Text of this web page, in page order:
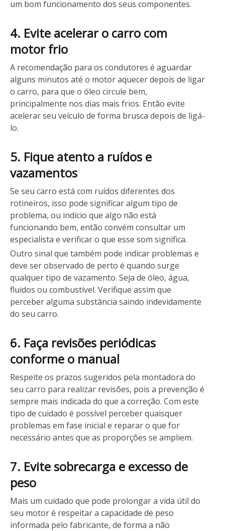
um bom funcionamento dos seus componentes.
4. Evite acelerar o carro com
motor frio
A recomendação para os condutores é aguardar
alguns minutos até o motor aquecer depois de ligar
o carro, para que o óleo circule bem,
principalmente nos dias mais frios. Então evite
acelerar seu veículo de forma brusca depois de ligá-
lo.
5. Fique atento a ruídos e
vazamentos
Se seu carro está com ruídos diferentes dos
rotineiros, isso pode significar algum tipo de
problema, ou indício que algo não está
funcionando bem, então convém consultar um
especialista e verificar o que esse som significa.
Outro sinal que também pode indicar problemas e
deve ser observado de perto é quando surge
qualquer tipo de vazamento. Seja de óleo, água,
fluidos ou combustível. Verifique assim que
perceber alguma substância saindo indevidamente
do seu carro.
6. Faça revisões periódicas
conforme o manual
Respeite os prazos sugeridos pela montadora do
seu carro para realizar revisões, pois a prevenção é
sempre mais indicada do que a correção. Com este
tipo de cuidado é possível perceber quaisquer
problemas em fase inicial e reparar o que for
necessário antes que as proporções se ampliem.
7. Evite sobrecarga e excesso de
peso
Mais um cuidado que pode prolongar a vida útil do
seu motor é respeitar a capacidade de peso
informada pelo fabricante, de forma a não